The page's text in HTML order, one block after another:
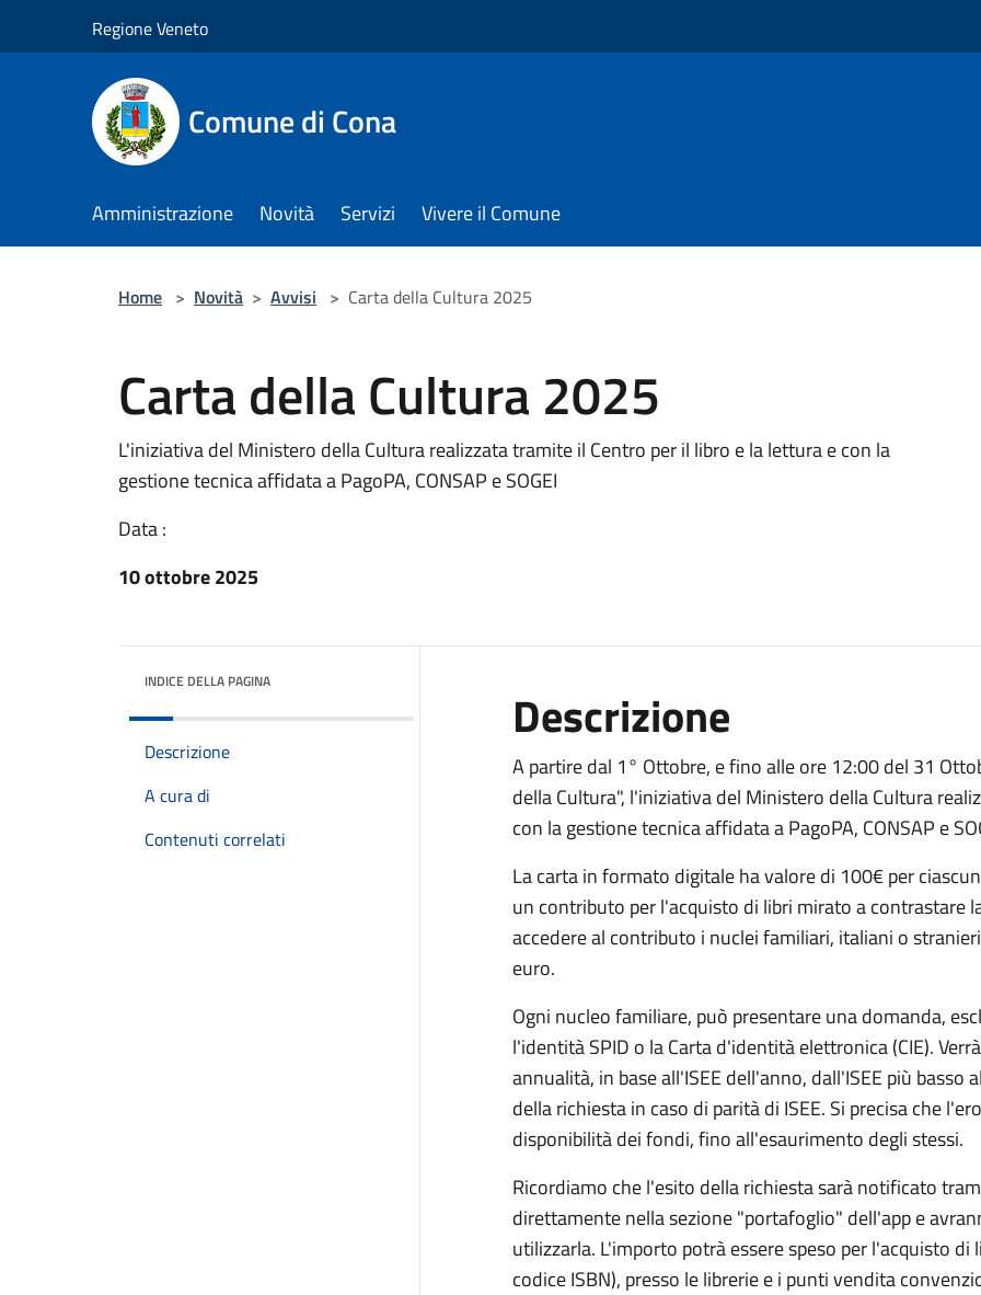
Regione Veneto
Comune di Cona
Amministrazione Novità Servizi Vivere il Comune
Home > Novità > Avvisi > Carta della Cultura 2025
Carta della Cultura 2025
L'iniziativa del Ministero della Cultura realizzata tramite il Centro per il libro e la lettura e con la
gestione tecnica affidata a PagoPA, CONSAP e SOGEI
Data :
10 ottobre 2025
INDICE DELLA PAGINA
Descrizione
A cura di
Contenuti correlati
Descrizione
A partire dal 1° Ottobre, e fino alle ore 12:00 del 31
della Cultura", l'iniziativa del Ministero della Cultura
con la gestione tecnica affidata a PagoPA, CONSAP e
La carta in formato digitale ha valore di 100€ per
un contributo per l'acquisto di libri mirato a contrastare
accedere al contributo i nuclei familiari, italiani o
euro.
Ogni nucleo familiare, può presentare una domanda,
l'identità SPID o la Carta d'identità elettronica (CIE).
annualità, in base all'ISEE dell'anno, dall'ISEE più
della richiesta in caso di parità di ISEE. Si precisa che
disponibilità dei fondi, fino all'esaurimento degli stessi.
Ricordiamo che l'esito della richiesta sarà notificato
direttamente nella sezione "portafoglio" dell'app e
utilizzarla. L'importo potrà essere speso per l'acquisto
codice ISBN), presso le librerie e i punti vendita